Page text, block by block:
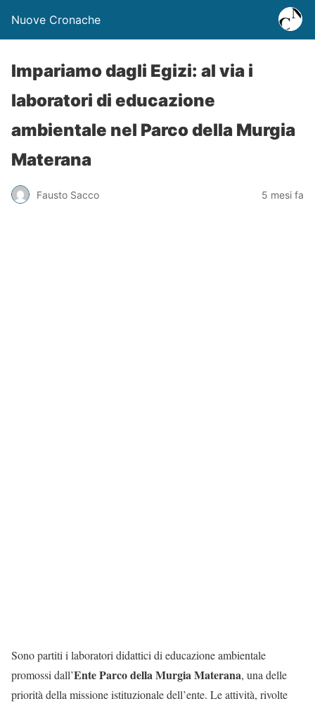
Nuove Cronache
Impariamo dagli Egizi: al via i
laboratori di educazione
ambientale nel Parco della Murgia
Materana
Fausto Sacco 5 mesi fa
Sono partiti i laboratori didattici di educazione ambientale
promossi dall’Ente Parco della Murgia Materana, una delle
priorità della missione istituzionale dell’ente. Le attività, rivolte